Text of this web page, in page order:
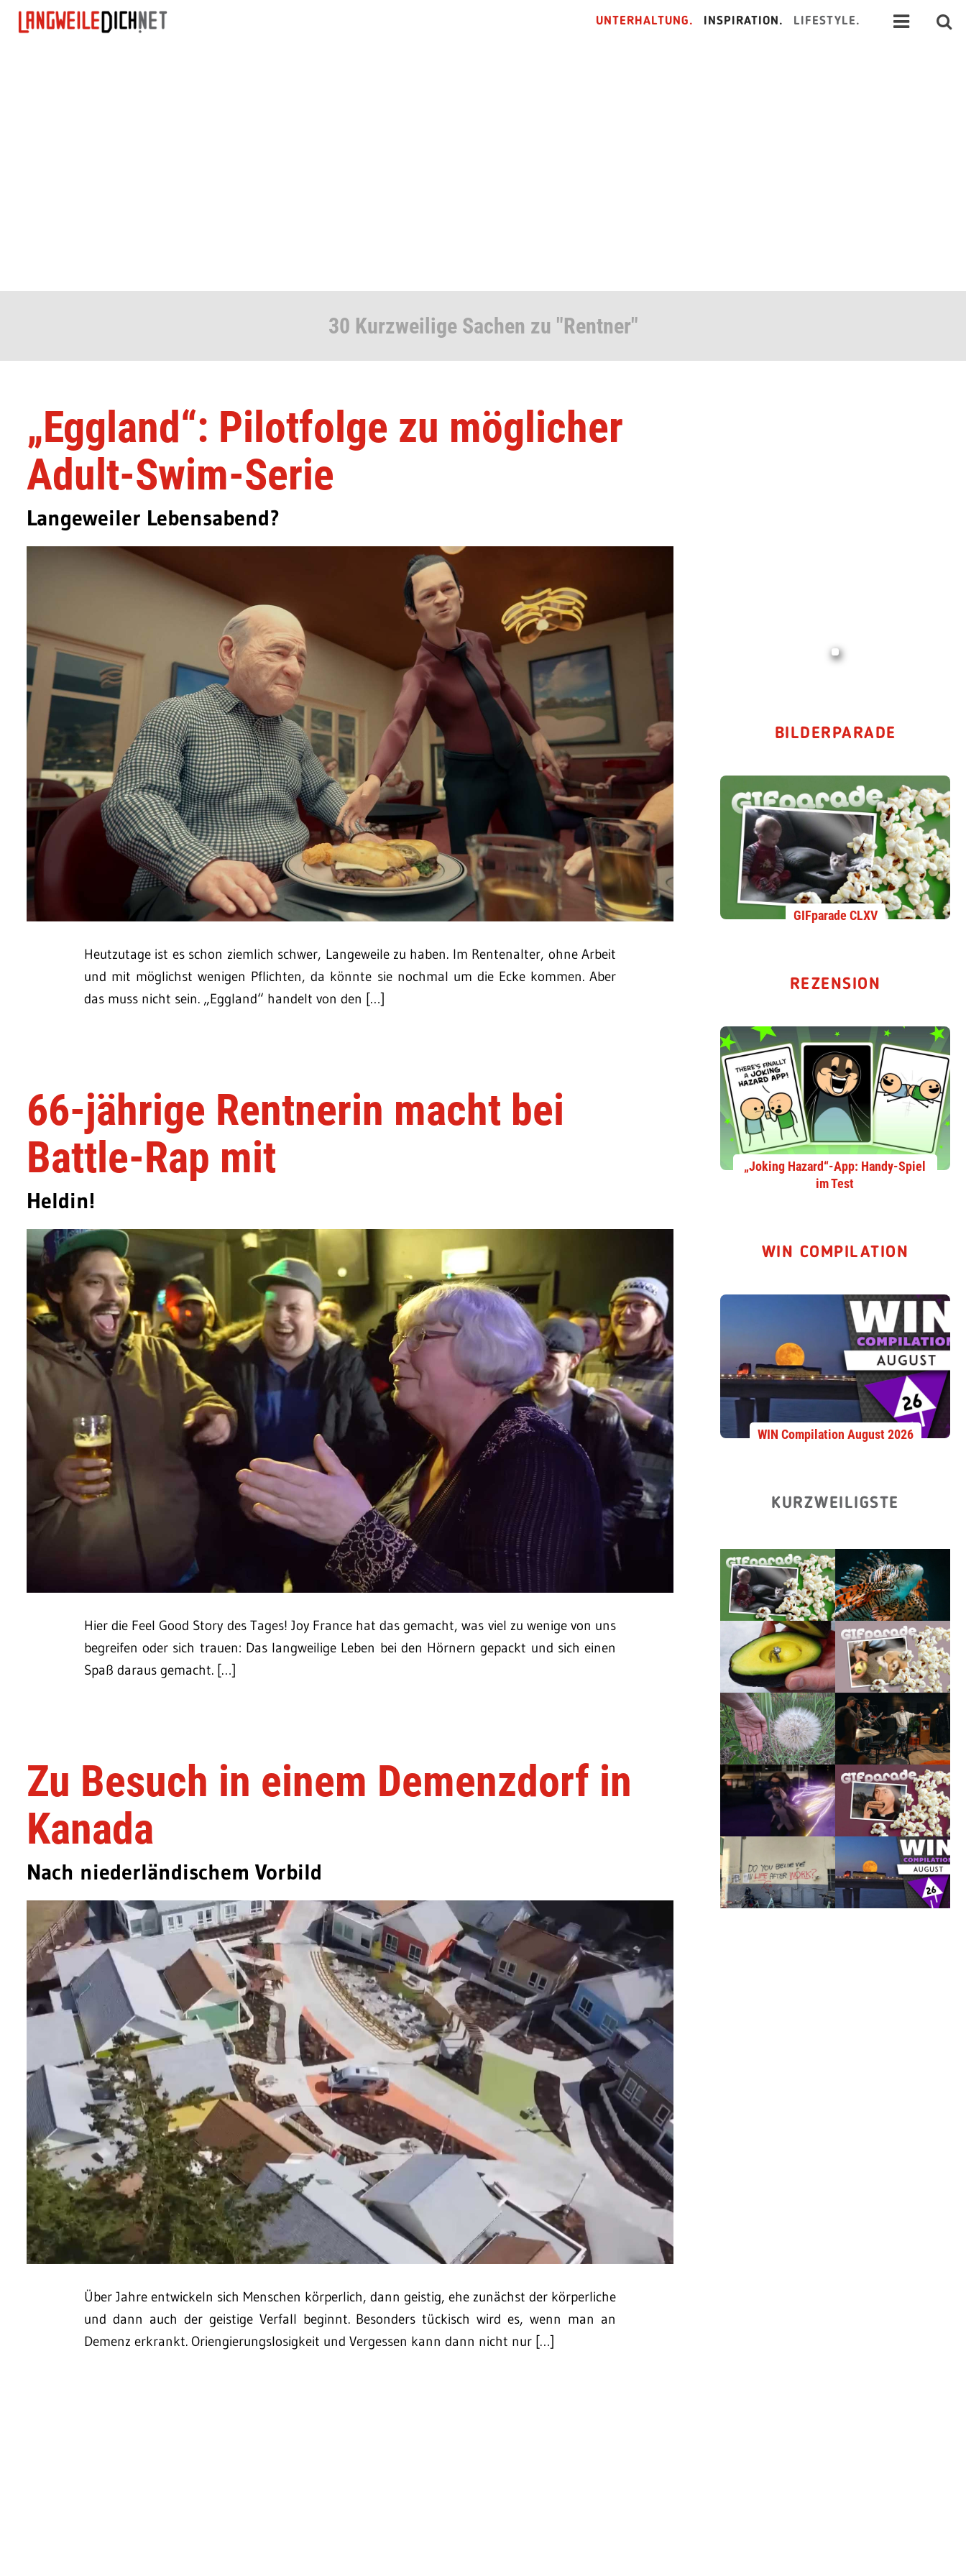
UNTERHALTUNG. INSPIRATION. LIFESTYLE.
30 Kurzweilige Sachen zu "Rentner"
„Eggland“: Pilotfolge zu möglicher
Adult-Swim-Serie
Langeweiler Lebensabend?
Heutzutage ist es schon ziemlich schwer, Langeweile zu haben. Im Rentenalter, ohne Arbeit
und mit möglichst wenigen Pflichten, da könnte sie nochmal um die Ecke kommen. Aber
das muss nicht sein. „Eggland“ handelt von den […]
66-jährige Rentnerin macht bei
Battle-Rap mit
Heldin!
Hier die Feel Good Story des Tages! Joy France hat das gemacht, was viel zu wenige von uns
begreifen oder sich trauen: Das langweilige Leben bei den Hörnern gepackt und sich einen
Spaß daraus gemacht. […]
Zu Besuch in einem Demenzdorf in
Kanada
Nach niederländischem Vorbild
Über Jahre entwickeln sich Menschen körperlich, dann geistig, ehe zunächst der körperliche
und dann auch der geistige Verfall beginnt. Besonders tückisch wird es, wenn man an
Demenz erkrankt. Oriengierungslosigkeit und Vergessen kann dann nicht nur […]
BILDERPARADE
GIFparade CLXV
REZENSION
„Joking Hazard“-App: Handy-Spiel
im Test
WIN COMPILATION
WIN Compilation August 2026
KURZWEILIGSTE